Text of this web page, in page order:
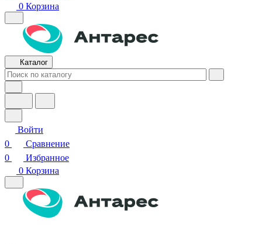
0 Корзина
Каталог
Войти
0
Сравнение
0
Избранное
0 Корзина